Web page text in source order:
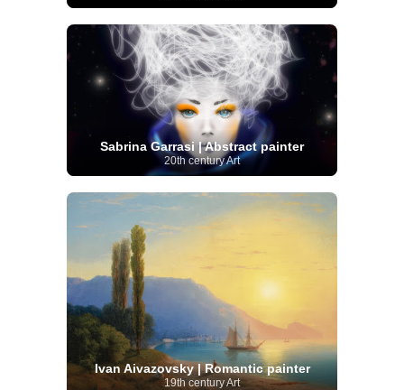
Sabrina Garrasi | Abstract painter
20th century Art
Ivan Aivazovsky | Romantic painter
19th century Art